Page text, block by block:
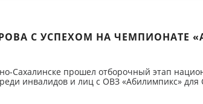
С УСПЕХОМ НА ЧЕМПИОНАТЕ
Сахалинске прошел отборочный этап
инвалидов и лиц с ОВЗ «Абилимпикс»